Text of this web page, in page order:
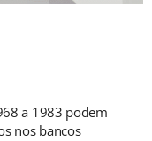
a 1983 podem
nos bancos